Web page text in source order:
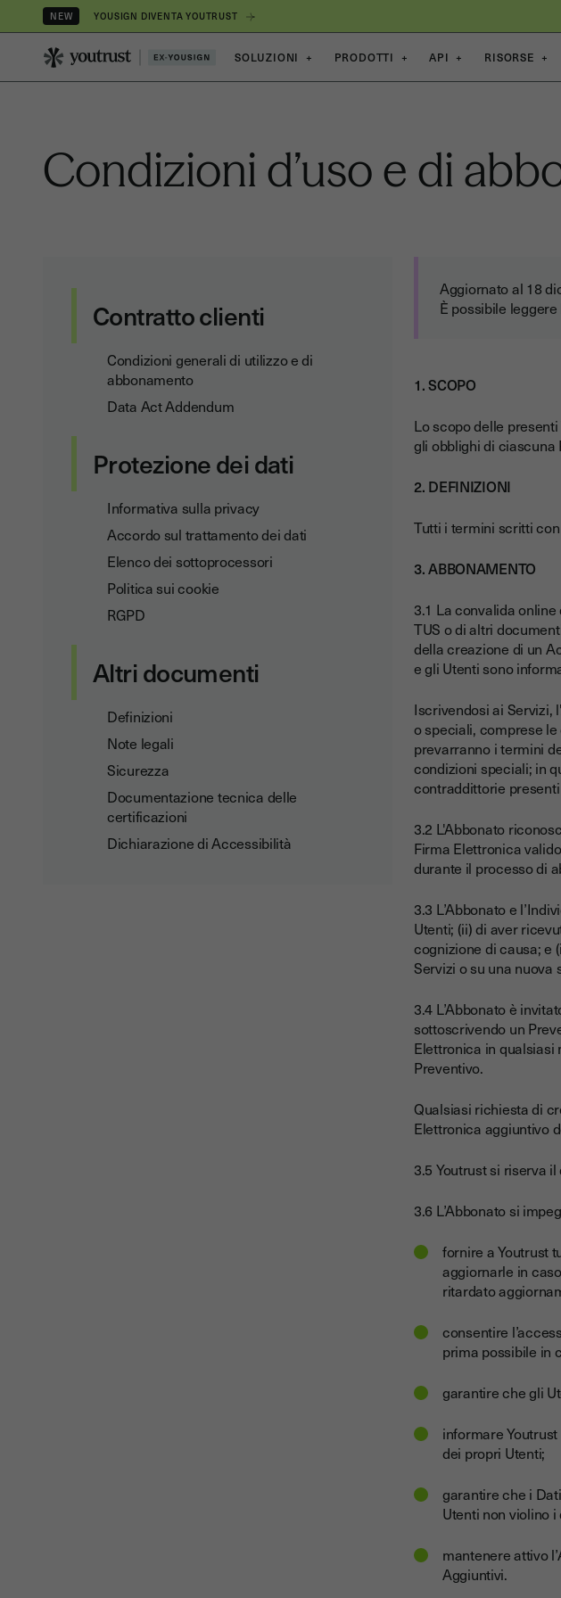
NEW YOUSIGN DIVENTA YOUTRUST
SOLUZIONI + PRODOTTI + API + RISORSE +
Condizioni d’uso e di
Contratto clienti
Condizioni generali di utilizzo e di
abbonamento
Data Act Addendum
Protezione dei dati
Informativa sulla privacy
Accordo sul trattamento dei dati
Elenco dei sottoprocessori
Politica sui cookie
RGPD
Altri documenti
Definizioni
Note legali
Sicurezza
Documentazione tecnica delle
certificazioni
Dichiarazione di Accessibilità
Aggiornato al 18
È possibile
1. SCOPO
Lo scopo delle
gli obblighi di ciascuna
2. DEFINIZIONI
Tutti i termini scritti
3. ABBONAMENTO
3.1 La convalida
TUS o di altri
della creazione di un
e gli Utenti sono
Iscrivendosi ai Servizi,
o speciali, comprese
prevarranno i termini
condizioni speciali; in
contraddittorie
3.2 L'Abbonato
Firma Elettronica
durante il processo di
3.3 L’Abbonato e
Utenti; (ii) di aver
cognizione di causa; e
Servizi o su una nuova
3.4 L’Abbonato è
sottoscrivendo un
Elettronica in
Preventivo.
Qualsiasi richiesta di
Elettronica aggiuntivo
3.5 Youtrust si riserva
3.6 L’Abbonato si
fornire a Youtrust
aggiornarle in
ritardato
consentire
prima possibile in
garantire che gli
informare
dei propri Utenti;
garantire che i
Utenti non violino
mantenere attivo
Aggiuntivi.